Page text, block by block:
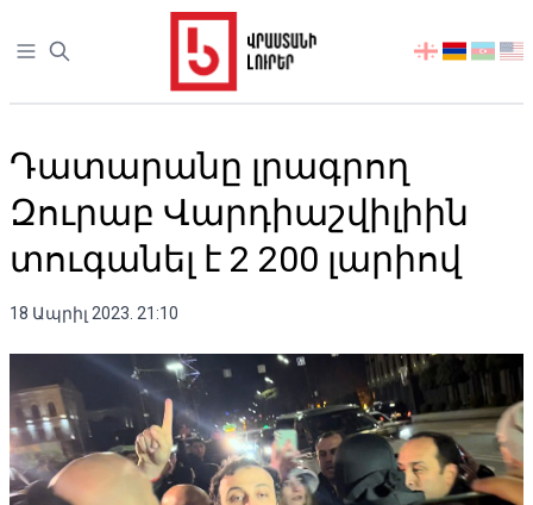
Open sidebar
აირჩიეთ
Դատարանը լրագրող
Զուրաբ Վարդիաշվիլիին
տուգանել է 2 200 լարիով
18 Ապրիլ 2023. 21:10